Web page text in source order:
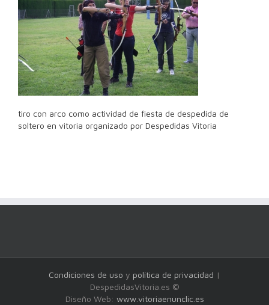
tiro con arco como actividad de fiesta de despedida de
soltero en vitoria organizado por Despedidas Vitoria
Condiciones de uso y política de privacidad |
DespedidasVitoria.es ©
Diseño Web: www.vitoriaenunclic.es